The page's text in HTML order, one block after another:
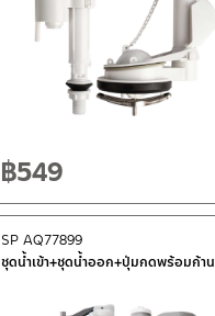
฿549
ชุดน้ำเข้า+ชุดน้ำออก+ปุ่มกดพร้อมก้าน
SP AQ77899